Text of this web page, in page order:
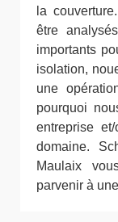
la
être
importants
isolation,
une
pourquoi
entreprise
domaine.
Maulaix
parvenir à